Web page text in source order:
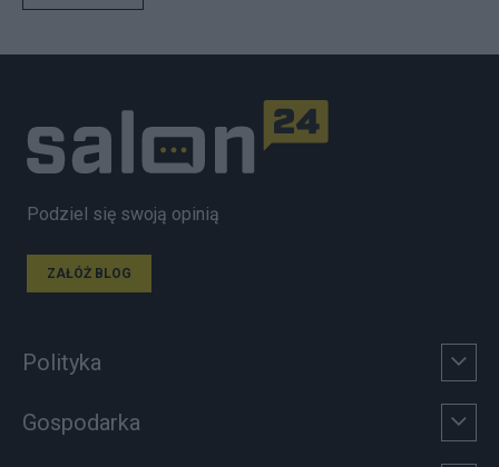
Podziel się swoją opinią
ZAŁÓŻ BLOG
Polityka
Gospodarka